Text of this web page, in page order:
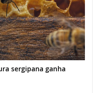
sergipana ganha